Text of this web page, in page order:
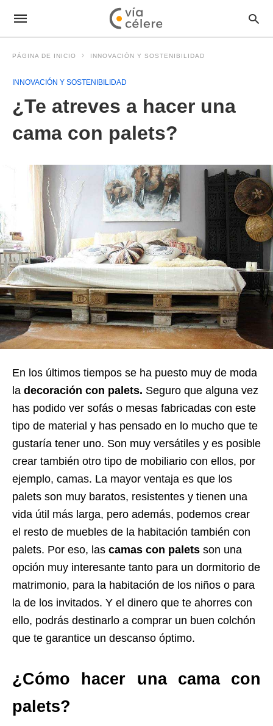
PÁGINA DE INICIO INNOVACIÓN Y SOSTENIBILIDAD
INNOVACIÓN Y SOSTENIBILIDAD
¿Te atreves a hacer una
cama con palets?
En los últimos tiempos se ha puesto muy de moda
la decoración con palets. Seguro que alguna vez
has podido ver sofás o mesas fabricadas con este
tipo de material y has pensado en lo mucho que te
gustaría tener uno. Son muy versátiles y es posible
crear también otro tipo de mobiliario con ellos, por
ejemplo, camas. La mayor ventaja es que los
palets son muy baratos, resistentes y tienen una
vida útil más larga, pero además, podemos crear
el resto de muebles de la habitación también con
palets. Por eso, las camas con palets son una
opción muy interesante tanto para un dormitorio de
matrimonio, para la habitación de los niños o para
la de los invitados. Y el dinero que te ahorres con
ello, podrás destinarlo a comprar un buen colchón
que te garantice un descanso óptimo.
¿Cómo hacer una cama con
palets?